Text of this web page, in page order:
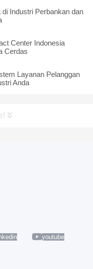
Industri Perbankan dan
Center Indonesia
Cerdas
Layanan Pelanggan
Anda
youtube